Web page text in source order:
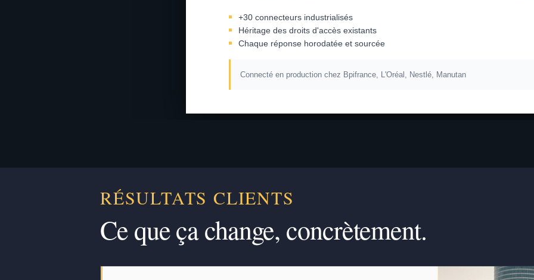
+30 connecteurs industrialisés
Héritage des droits d'accès existants
Chaque réponse horodatée et sourcée
Connecté en production chez Bpifrance, L'Oréal, Nestlé, Manutan
RÉSULTATS CLIENTS
Ce que ça change, concrètement.